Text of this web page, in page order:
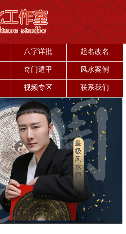
八字详批
起名改名
奇门遁甲
风水案例
视频专区 联系我们